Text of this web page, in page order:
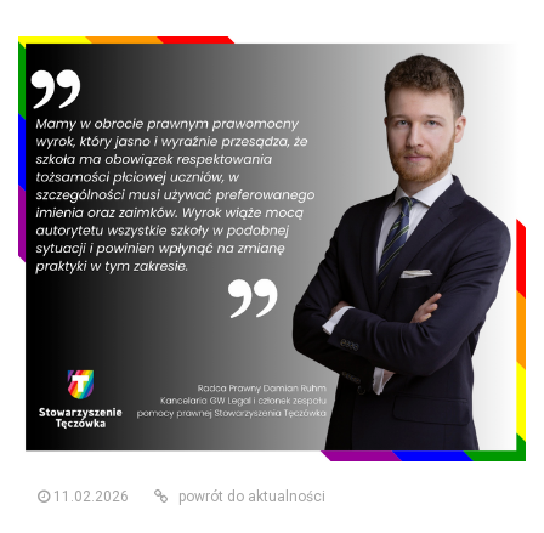
11.02.2026 powrót do aktualności